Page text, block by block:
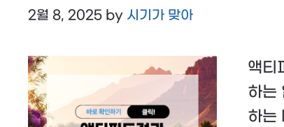
2월 8, 2025 by 시기가 맞아
액티
하는
하는